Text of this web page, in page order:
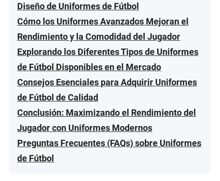
Diseño de Uniformes de Fútbol
Cómo los Uniformes Avanzados Mejoran el
Rendimiento y la Comodidad del Jugador
Explorando los Diferentes Tipos de Uniformes
de Fútbol Disponibles en el Mercado
Consejos Esenciales para Adquirir Uniformes
de Fútbol de Calidad
Conclusión: Maximizando el Rendimiento del
Jugador con Uniformes Modernos
Preguntas Frecuentes (FAQs) sobre Uniformes
de Fútbol